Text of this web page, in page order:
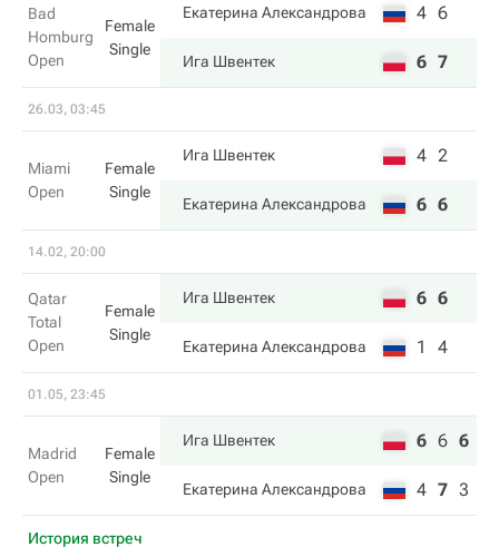
Bad
Homburg
Open
Female
Single
Екатерина Александрова 4 6
Ига Швентек 6 7
26.03, 03:45
Miami
Open
Female
Single
Ига Швентек 4 2
Екатерина Александрова 6 6
14.02, 20:00
Qatar
Total
Open
Female
Single
Ига Швентек 6 6
Екатерина Александрова 1 4
01.05, 23:45
Madrid
Open
Female
Single
Ига Швентек 6 6 6
Екатерина Александрова 4 7 3
История встреч